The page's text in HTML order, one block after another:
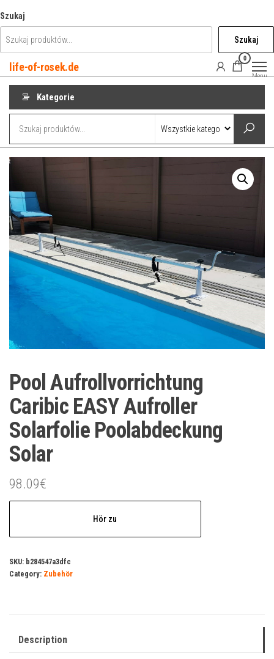
do
treści
Szukaj
Szukaj
life-of-rosek.de
0
Menu
Kategorie
Pool Aufrollvorrichtung
Caribic EASY Aufroller
Solarfolie Poolabdeckung
Solar
98.09€
Hör zu
SKU: b284547a3dfc
Category: Zubehör
Description